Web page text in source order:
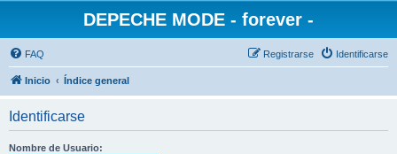
DEPECHE MODE - forever -
FAQ Identificarse
Registrarse
Inicio Índice general
Identificarse
Nombre de Usuario: